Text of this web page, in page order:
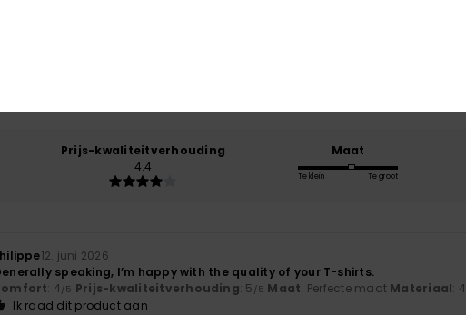
Prijs-kwaliteitverhouding
4.4
Maat
Te klein Te groot
12. juni 2026
speaking, I’m happy with the quality of your T-shirts.
: 4/5 Prijs-kwaliteitverhouding: 5 /5 Maat: Perfecte maat Materiaal: 4
Ik raad dit product aan